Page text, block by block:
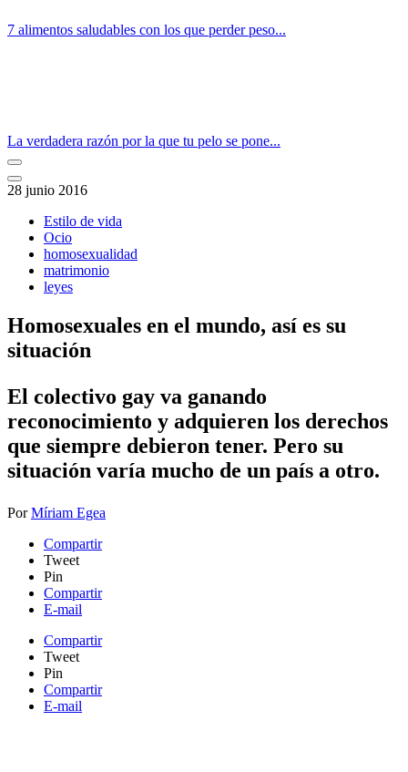
7 alimentos saludables con los que perder peso...
La verdadera razón por la que tu pelo se pone...
28 junio 2016
Estilo de vida
Ocio
homosexualidad
matrimonio
leyes
Homosexuales en el mundo, así es su
situación
​​El colectivo gay va ganando
reconocimiento y adquieren los derechos
que siempre debieron tener. ​ Pero su
situación varía mucho de un país a otro.
PorMíriam Egea
Compartir
Tweet
Pin
Compartir
E-mail
Compartir
Tweet
Pin
Compartir
E-mail